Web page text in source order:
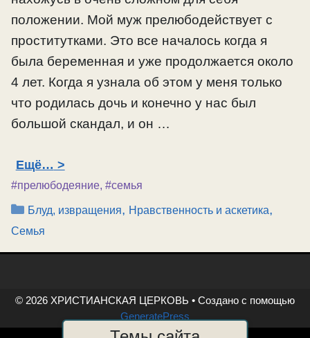
положении. Мой муж прелюбодействует с
проститутками. Это все началось когда я
была беременная и уже продолжается около
4 лет. Когда я узнала об этом у меня только
что родилась дочь и конечно у нас был
большой скандал, и он …
Ещё…
#прелюбодеяние, #семья
Рубрики
Блуд, извращения, Нравственность и аскетика,
Семья
© 2026 ХРИСТИАНСКАЯ ЦЕРКОВЬ • Создано с помощью
GeneratePress